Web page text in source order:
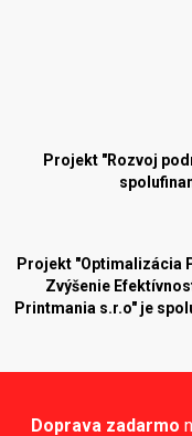
Doprava zadarmo
Projekt "Rozvoj
Projekt "Optimalizácia
Zvýšenie
Printmania s.r.o" je
Blog